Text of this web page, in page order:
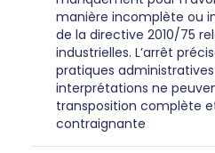
manière incomplète ou
de la directive 2010/75
industrielles. L’arrêt
pratiques
interprétations ne
transposition complète
contraignante